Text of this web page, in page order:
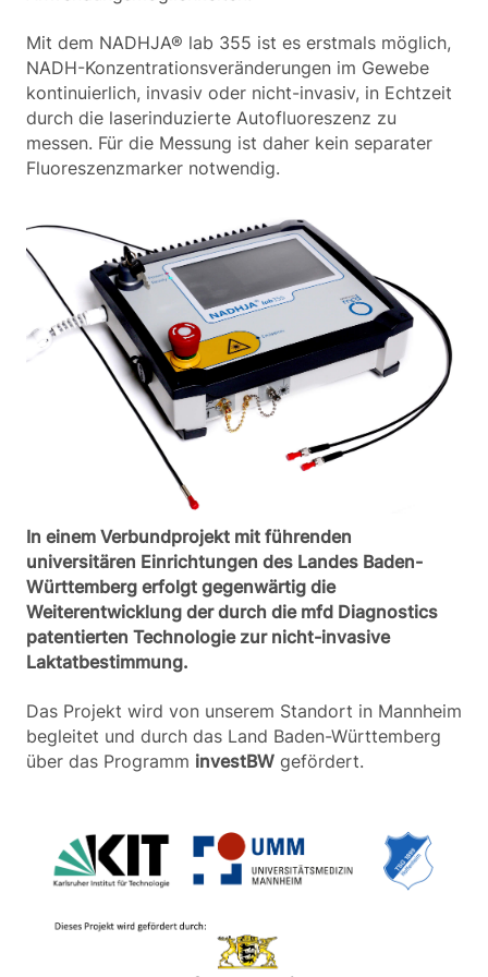
BERATUNG
Mit dem NADHJA® lab 355 ist es erstmals möglich,
NADH-Konzentrationsveränderungen im Gewebe
kontinuierlich, invasiv oder nicht-invasiv, in Echtzeit
durch die laserinduzierte Autofluoreszenz zu
messen. Für die Messung ist daher kein separater
Fluoreszenzmarker notwendig.
In einem Verbundprojekt mit führenden
universitären Einrichtungen des Landes Baden-
Württemberg erfolgt gegenwärtig die
Weiterentwicklung der durch die mfd Diagnostics
patentierten Technologie zur nicht-invasive
Laktatbestimmung.
Das Projekt wird von unserem Standort in Mannheim
begleitet und durch das Land Baden-Württemberg
über das Programm investBW gefördert.